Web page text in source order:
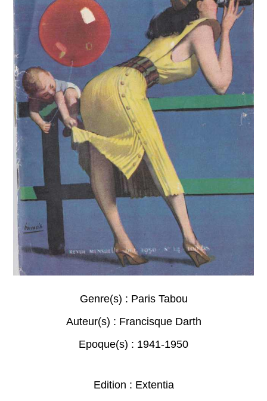
Genre(s) : Paris Tabou
Auteur(s) : Francisque Darth
Epoque(s) : 1941-1950
Edition : Extentia